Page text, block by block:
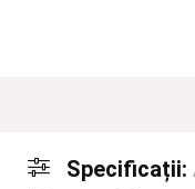
Specificații: